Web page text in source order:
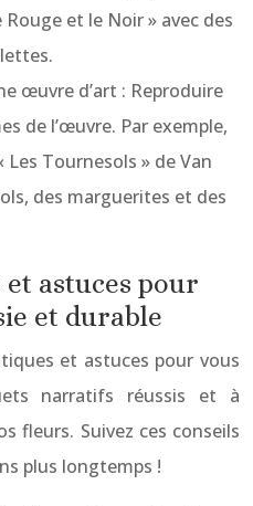
et le Noir » avec des
œuvre d’art : Reproduire
de l’œuvre. Par exemple,
Tournesols » de Van
des marguerites et des
astuces pour
et durable
et astuces pour vous
narratifs réussis et à
fleurs. Suivez ces conseils
plus longtemps !